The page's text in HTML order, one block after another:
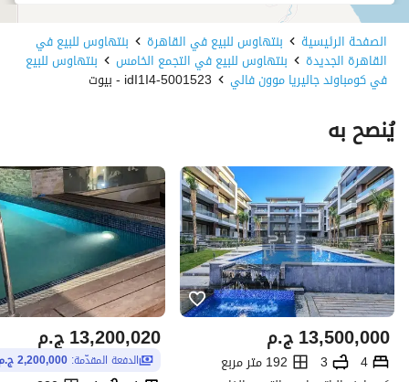
الصفحة الرئيسية بنتهاوس للبيع في القاهرة بنتهاوس للبيع في
القاهرة الجديدة بنتهاوس للبيع في التجمع الخامس بنتهاوس للبيع
في كومباوند جاليريا موون فالي 5001523-idI1I4 - بيوت
يُنصح به
ج.م13,500,000
4
3
192 متر مربع
ج.م13,200,020
الدفعة المقدّمة: 2,200,000 ج.م